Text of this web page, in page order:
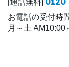
[通話無料] 0120
お電話の受付時
月～土 AM10:00